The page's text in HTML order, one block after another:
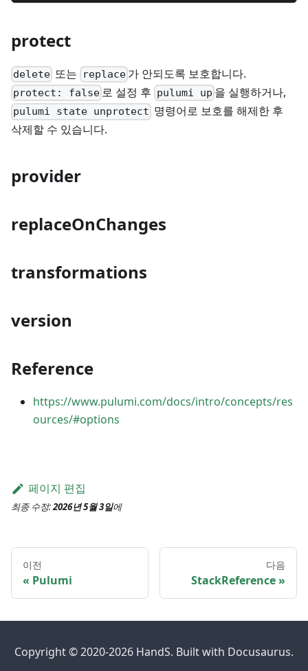
protect
delete 또는 replace가 안되도록 보호합니다.
protect: false 로 설정 후 pulumi up 을 실행하거나,
pulumi state unprotect 명령어로 보호를 해제한 후
삭제할 수 있습니다.
provider
replaceOnChanges
transformations
version
Reference
https://www.pulumi.com/docs/intro/concepts/res
ources/#options
페이지 편집
최종 수정:2026년 5월 3일에
이전
Pulumi
다음
StackReference
Copyright © 2020-2026 HandS. Built with Docusaurus.